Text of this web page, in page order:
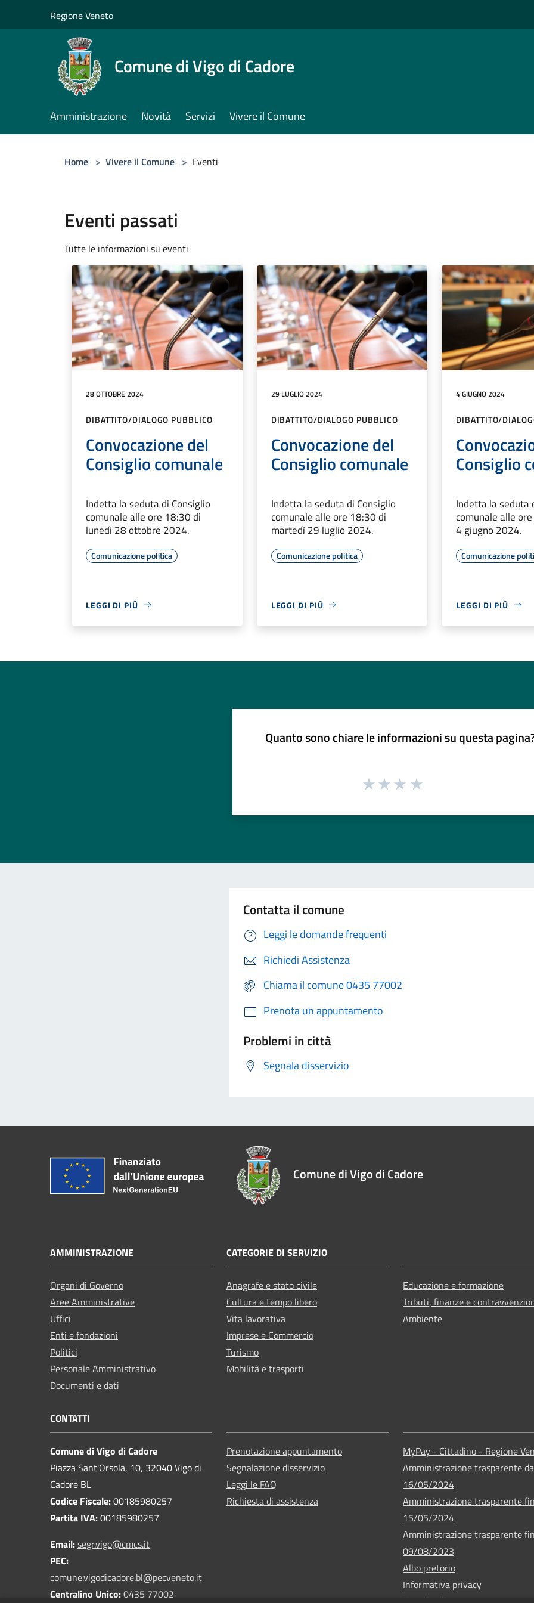
Regione Veneto
Comune di Vigo di Cadore
Amministrazione Novità Servizi Vivere il Comune
Home > Vivere il Comune > Eventi
Eventi passati
Tutte le informazioni su eventi
28 OTTOBRE 2024
DIBATTITO/DIALOGO PUBBLICO
Convocazione del
Consiglio comunale
Indetta la seduta di Consiglio
comunale alle ore 18:30 di
lunedì 28 ottobre 2024.
Comunicazione politica
LEGGI DI PIÙ
29 LUGLIO 2024
DIBATTITO/DIALOGO PUBBLICO
Convocazione del
Consiglio comunale
Indetta la seduta di Consiglio
comunale alle ore 18:30 di
martedì 29 luglio 2024.
Comunicazione politica
LEGGI DI PIÙ
4 GIUGNO 2024
DIBATTITO/
Consiglio
Indetta la seduta
comunale alle
4 giugno 2024.
Comunicazione
LEGGI DI PIÙ
Quanto sono chiare le informazioni su questa
Contatta il comune
Leggi le domande frequenti
Richiedi Assistenza
Chiama il comune 0435 77002
Prenota un appuntamento
Problemi in città
Segnala disservizio
Comune di Vigo di Cadore
AMMINISTRAZIONE
Organi di Governo
Aree Amministrative
Uffici
Enti e fondazioni
Politici
Personale Amministrativo
Documenti e dati
CATEGORIE DI SERVIZIO
Anagrafe e stato civile
Cultura e tempo libero
Vita lavorativa
Imprese e Commercio
Turismo
Mobilità e trasporti
Educazione e formazione
Tributi, finanze e
Ambiente
CONTATTI
Comune di Vigo di Cadore
Piazza Sant'Orsola, 10, 32040 Vigo di
Cadore BL
Codice Fiscale:00185980257
Partita IVA:00185980257
Email:segr.vigo@cmcs.it
PEC:
comune.vigodicadore.bl@pecveneto.it
Centralino Unico:0435 77002
Prenotazione appuntamento
Segnalazione disservizio
Leggi le FAQ
Richiesta di assistenza
MyPay - Cittadino - Regione
Amministrazione trasparente
16/05/2024
Amministrazione trasparente
15/05/2024
Amministrazione trasparente
09/08/2023
Albo pretorio
Informativa privacy